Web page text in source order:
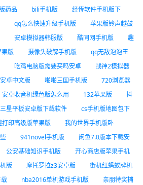
药品 bili手机版
经传软件手机版下
qq怎么快速升级手机版
苹果版铃声越鼓
安卓模拟器韩服版 酷同网手机版
趣
版 摄像头破解手机版
qq无敌泡泡王
吃鸡电脑版需要买吗安卓
战神2模拟器
卓中文版 啪啪三国手机版
720浏览器
安卓收音机绿色版怎么用 132苹果版
抖
三星平板安卓版下载软件
cs手机版地图包下
打印高级版苹果版
我的世界手机版卧
941novel手机版
闲鱼7.0版本下载安
公安基础知识手机版
开心商店版苹果手机
版 摩托罗拉z3安卓版
街机红蚂蚁牌机
nba2016单机游戏手机版
亲朋特奖捕